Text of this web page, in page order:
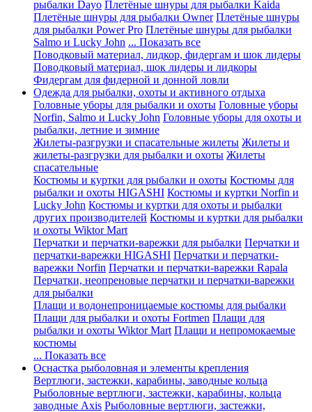
рыбалки Dayo Плетёные шнуры для рыбалки Kaida
Плетёные шнуры для рыбалки Owner Плетёные шнуры
для рыбалки Power Pro Плетёные шнуры для рыбалки
Salmo и Lucky John ... Показать все
Поводковый материал, лидкор, фидергам и шок лидеры
Поводковый материал, шок лидеры и лидкоры
Фидергам для фидерной и донной ловли
Одежда для рыбалки, охоты и активного отдыха
Головные уборы для рыбалки и охоты Головные уборы
Norfin, Salmo и Lucky John Головные уборы для охоты и
рыбалки, летние и зимние
Жилеты-разгрузки и спасательные жилеты Жилеты и
жилеты-разгрузки для рыбалки и охоты Жилеты
спасательные
Костюмы и куртки для рыбалки и охоты Костюмы для
рыбалки и охоты HIGASHI Костюмы и куртки Norfin и
Lucky John Костюмы и куртки для охоты и рыбалки
других производителей Костюмы и куртки для рыбалки
и охоты Wiktor Mart
Перчатки и перчатки-варежки для рыбалки Перчатки и
перчатки-варежки HIGASHI Перчатки и перчатки-
варежки Norfin Перчатки и перчатки-варежки Rapala
Перчатки, неопреновые перчатки и перчатки-варежки
для рыбалки
Плащи и водонепроницаемые костюмы для рыбалки
Плащи для рыбалки и охоты Fortmen Плащи для
рыбалки и охоты Wiktor Mart Плащи и непромокаемые
костюмы
... Показать все
Оснастка рыболовная и элементы крепления
Вертлюги, застежки, карабины, заводные кольца
Рыболовные вертлюги, застежки, карабины, кольца
заводные Axis Рыболовные вертлюги, застежки,